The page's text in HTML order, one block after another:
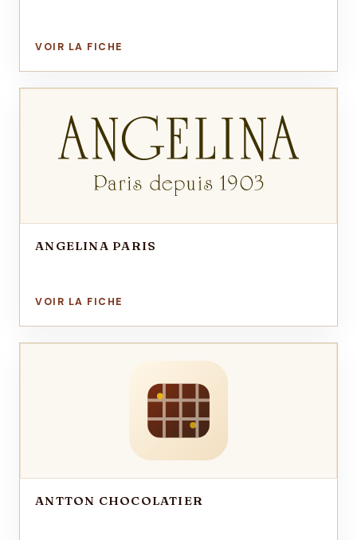
ANGELINA PARIS
ANTTON CHOCOLATIER